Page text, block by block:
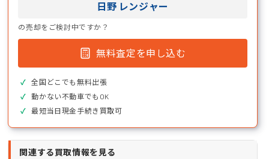
日野 レンジャー
の売却をご検討中ですか？
無料査定を申し込む
全国どこでも無料出張
動かない不動車でもOK
最短当日現金手続き買取可
関連する買取情報を見る